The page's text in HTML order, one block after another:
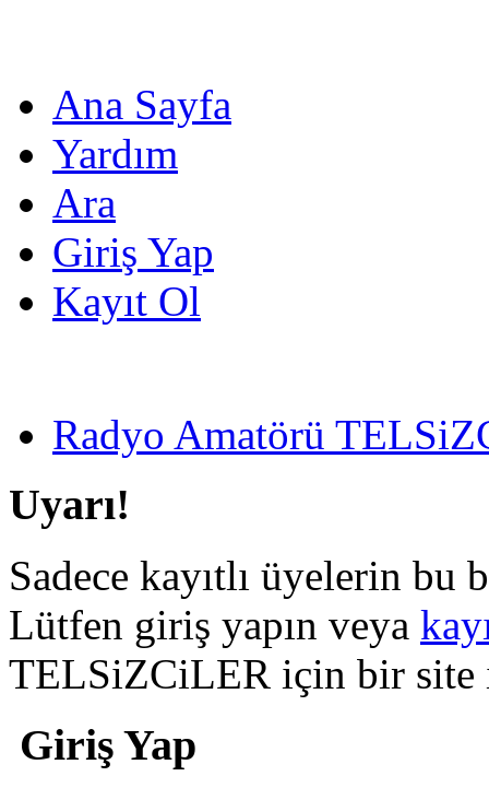
Ana Sayfa
Yardım
Ara
Giriş Yap
Kayıt Ol
Radyo Amatörü
Uyarı!
Sadece kayıtlı üyelerin bu
Lütfen giriş yapın veya
TELSiZCiLER için bir
Giriş Yap